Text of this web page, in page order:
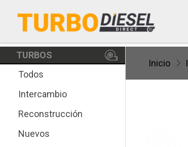
TURBOS
Todos
Intercambio
Reconstrucción
Nuevos
Inicio